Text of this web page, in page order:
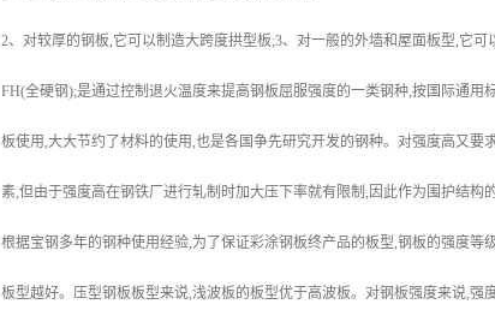
2、对较厚的钢板,它可以制造大跨度拱型板;3、对一般的外墙和屋面板型,它可
FH(全硬钢);是通过控制退火温度来提高钢板屈服强度的一类钢种,按国际通用
板使用,大大节约了材料的使用,也是各国争先研究开发的钢种。对强度高又
素,但由于强度高在钢铁厂进行轧制时加大压下率就有限制,因此作为围护结构
根据宝钢多年的钢种使用经验,为了保证彩涂钢板终产品的板型,钢板的强度
板型越好。压型钢板板型来说,浅波板的板型优于高波板。对钢板强度来说,